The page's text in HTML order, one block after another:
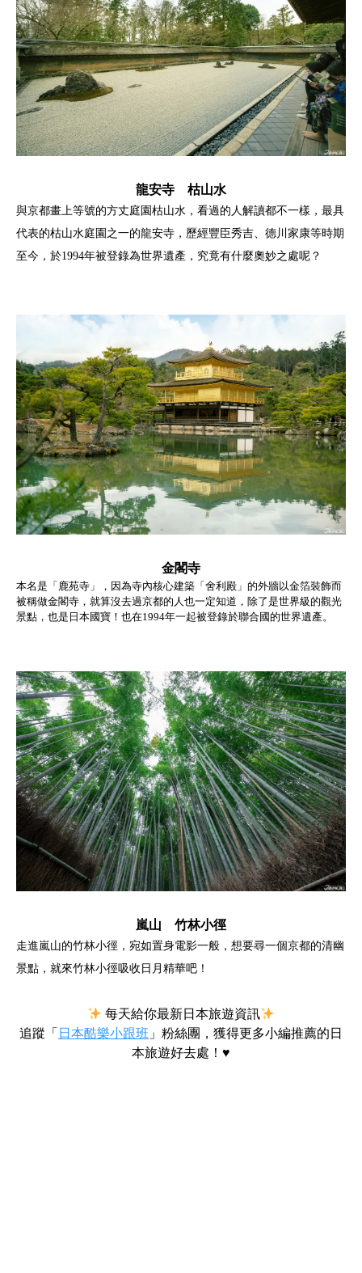
龍安寺 枯山水
與京都畫上等號的方丈庭園枯山水，看過的人解讀都不一樣，最具
代表的枯山水庭園之一的龍安寺，歷經豐臣秀吉、德川家康等時期
至今，於1994年被登錄為世界遺產，究竟有什麼奧妙之處呢？
金閣寺
本名是「鹿苑寺」，因為寺內核心建築「舍利殿」的外牆以金箔裝飾而
被稱做金閣寺，就算沒去過京都的人也一定知道，除了是世界級的觀光
景點，也是日本國寶！也在1994年一起被登錄於聯合國的世界遺產。
嵐山 竹林小徑
走進嵐山的竹林小徑，宛如置身電影一般，想要尋一個京都的清幽
景點，就來竹林小徑吸收日月精華吧！
每天給你最新日本旅遊資訊
追蹤「 日本酷樂小跟班 」粉絲團，獲得更多小編推薦的日
本旅遊好去處！♥